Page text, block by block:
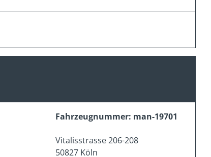
Fahrzeugnummer: man-19701
Vitalisstrasse 206-208
50827 Köln